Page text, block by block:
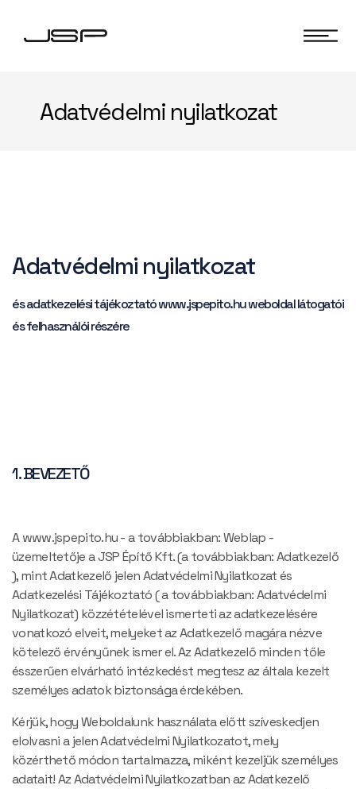
Adatvédelmi nyilatkozat
Adatvédelmi nyilatkozat
és adatkezelési tájékoztató www.jspepito.hu weboldal látogatói
és felhasználói részére
1. BEVEZETŐ
A www.jspepito.hu - a továbbiakban: Weblap -
üzemeltetője a JSP Építő Kft. (a továbbiakban: Adatkezelő
), mint Adatkezelő jelen Adatvédelmi Nyilatkozat és
Adatkezelési Tájékoztató ( a továbbiakban: Adatvédelmi
Nyilatkozat) közzétételével ismerteti az adatkezelésére
vonatkozó elveit, melyeket az Adatkezelő magára nézve
kötelező érvényűnek ismer el. Az Adatkezelő minden tőle
ésszerűen elvárható intézkedést megtesz az általa kezelt
személyes adatok biztonsága érdekében.
Kérjük, hogy Weboldalunk használata előtt szíveskedjen
elolvasni a jelen Adatvédelmi Nyilatkozatot, mely
közérthető módon tartalmazza, miként kezeljük személyes
adatait! Az Adatvédelmi Nyilatkozatban az Adatkezelő